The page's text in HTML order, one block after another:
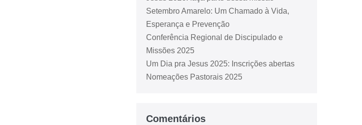
Setembro Amarelo: Um Chamado à Vida,
Esperança e Prevenção
Conferência Regional de Discipulado e
Missões 2025
Um Dia pra Jesus 2025: Inscrições abertas
Nomeações Pastorais 2025
Comentários